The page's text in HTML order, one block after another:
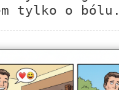
tylko o bólu.